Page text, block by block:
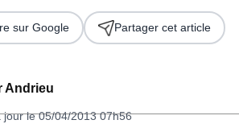
Andrieu
jour le 05/04/2013 07h56
sur Google Partager cet article